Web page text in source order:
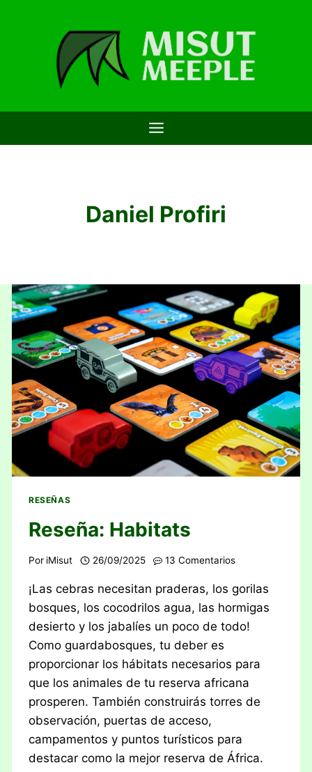
Daniel Profiri
RESEÑAS
Reseña: Habitats
Por iMisut 26/09/2025 13 Comentarios
¡Las cebras necesitan praderas, los gorilas
bosques, los cocodrilos agua, las hormigas
desierto y los jabalíes un poco de todo!
Como guardabosques, tu deber es
proporcionar los hábitats necesarios para
que los animales de tu reserva africana
prosperen. También construirás torres de
observación, puertas de acceso,
campamentos y puntos turísticos para
destacar como la mejor reserva de África.